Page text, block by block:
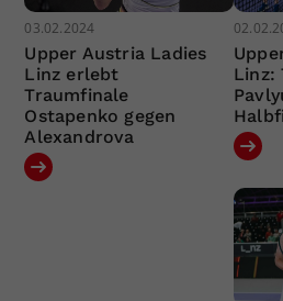
03.02.2024
Upper Austria Ladies
Linz erlebt
Traumfinale
Ostapenko gegen
Alexandrova
Linz: